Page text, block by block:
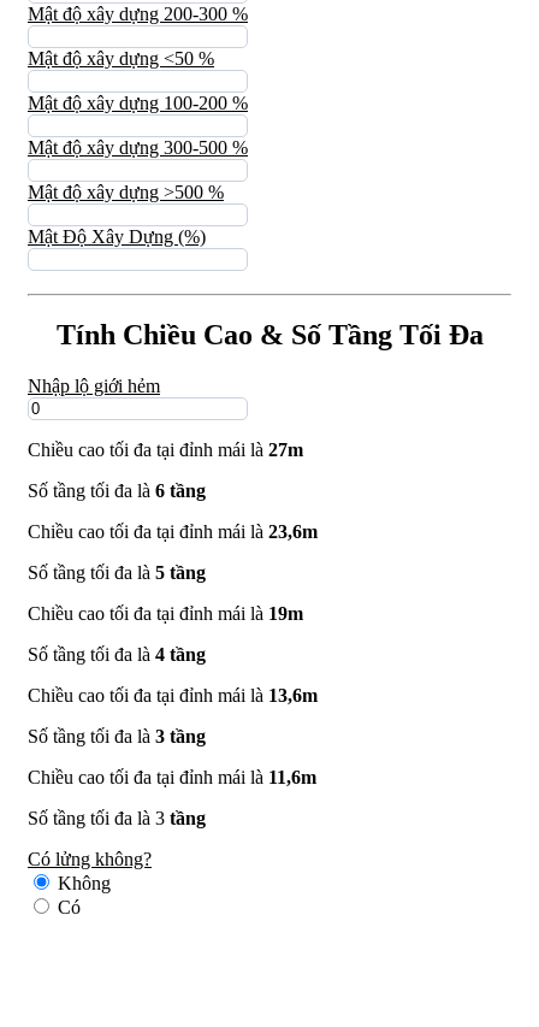
Mật độ xây dựng 200-300 %
Mật độ xây dựng <50 %
Mật độ xây dựng 100-200 %
Mật độ xây dựng 300-500 %
Mật độ xây dựng >500 %
Mật Độ Xây Dựng (%)
Tính Chiều Cao & Số Tầng Tối Đa
Nhập lộ giới hẻm
Chiều cao tối đa tại đỉnh mái là 27m
Số tầng tối đa là 6 tầng
Chiều cao tối đa tại đỉnh mái là 23,6m
Số tầng tối đa là 5 tầng
Chiều cao tối đa tại đỉnh mái là 19m
Số tầng tối đa là 4 tầng
Chiều cao tối đa tại đỉnh mái là 13,6m
Số tầng tối đa là 3 tầng
Chiều cao tối đa tại đỉnh mái là 11,6m
Số tầng tối đa là 3 tầng
Có lửng không?
Không
Có